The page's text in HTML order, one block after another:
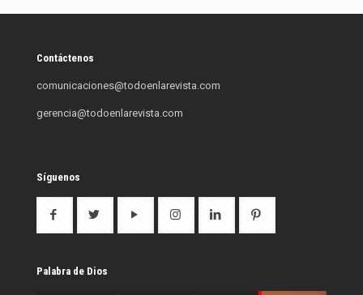
Contáctenos
comunicaciones@todoenlarevista.com
gerencia@todoenlarevista.com
Síguenos
Palabra de Dios